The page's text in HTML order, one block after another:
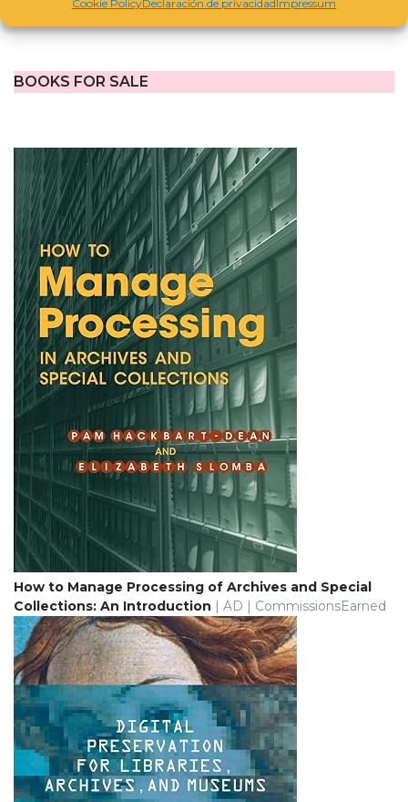
Cookie PolicyDeclaración de privacidadImpressum
BOOKS FOR SALE
How to Manage Processing of Archives and Special
Collections: An Introduction | AD | CommissionsEarned